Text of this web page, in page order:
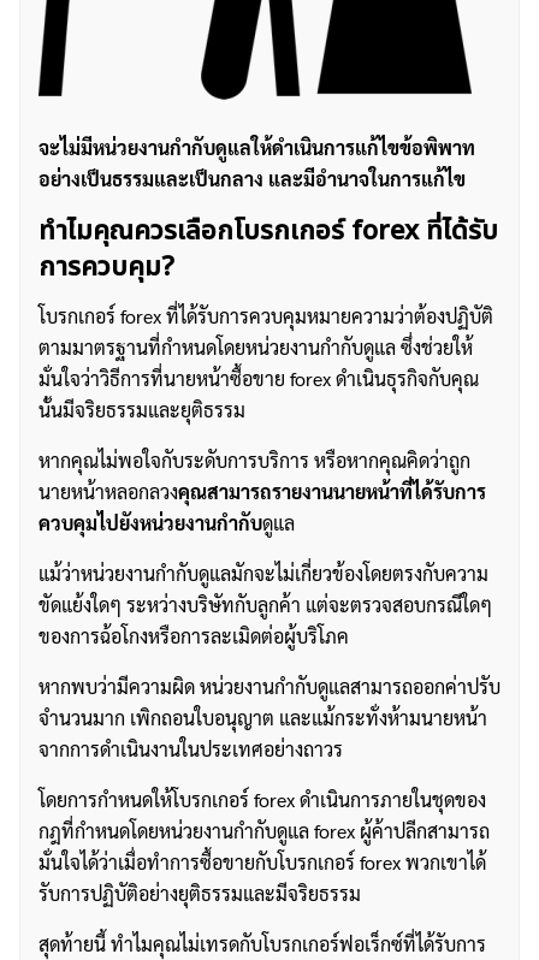
จะไม่มีหน่วยงานกำกับดูแลให้ดำเนินการแก้ไขข้อพิพาท
อย่างเป็นธรรมและเป็นกลาง และมีอำนาจในการแก้ไข
ทำไมคุณควรเลือกโบรกเกอร์ forex ที่ได้รับ
การควบคุม?
โบรกเกอร์ forex ที่ได้รับการควบคุมหมายความว่าต้องปฏิบัติ
ตามมาตรฐานที่กำหนดโดยหน่วยงานกำกับดูแล ซึ่งช่วยให้
มั่นใจว่าวิธีการที่นายหน้าซื้อขาย forex ดำเนินธุรกิจกับคุณ
นั้นมีจริยธรรมและยุติธรรม
หากคุณไม่พอใจกับระดับการบริการ หรือหากคุณคิดว่าถูก
นายหน้าหลอกลวงคุณสามารถรายงานนายหน้าที่ได้รับการ
ควบคุมไปยังหน่วยงานกำกับดูแล
แม้ว่าหน่วยงานกำกับดูแลมักจะไม่เกี่ยวข้องโดยตรงกับความ
ขัดแย้งใดๆ ระหว่างบริษัทกับลูกค้า แต่จะตรวจสอบกรณีใดๆ
ของการฉ้อโกงหรือการละเมิดต่อผู้บริโภค
หากพบว่ามีความผิด หน่วยงานกำกับดูแลสามารถออกค่าปรับ
จำนวนมาก เพิกถอนใบอนุญาต และแม้กระทั่งห้ามนายหน้า
จากการดำเนินงานในประเทศอย่างถาวร
โดยการกำหนดให้โบรกเกอร์ forex ดำเนินการภายในชุดของ
กฎที่กำหนดโดยหน่วยงานกำกับดูแล forex ผู้ค้าปลีกสามารถ
มั่นใจได้ว่าเมื่อทำการซื้อขายกับโบรกเกอร์ forex พวกเขาได้
รับการปฏิบัติอย่างยุติธรรมและมีจริยธรรม
สุดท้ายนี้ ทำไมคุณไม่เทรดกับโบรกเกอร์ฟอเร็กซ์ที่ได้รับการ